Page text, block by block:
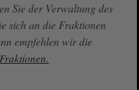
Sie der Verwaltung des
sich an die Fraktionen
empfehlen wir die